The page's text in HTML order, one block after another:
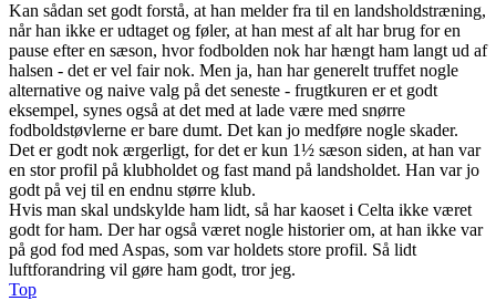
Kan sådan set godt forstå, at han melder fra til en landsholdstræning,
når han ikke er udtaget og føler, at han mest af alt har brug for en
pause efter en sæson, hvor fodbolden nok har hængt ham langt ud af
halsen - det er vel fair nok. Men ja, han har generelt truffet nogle
alternative og naive valg på det seneste - frugtkuren er et godt
eksempel, synes også at det med at lade være med snørre
fodboldstøvlerne er bare dumt. Det kan jo medføre nogle skader.
Det er godt nok ærgerligt, for det er kun 1½ sæson siden, at han var
en stor profil på klubholdet og fast mand på landsholdet. Han var jo
godt på vej til en endnu større klub.
Hvis man skal undskylde ham lidt, så har kaoset i Celta ikke været
godt for ham. Der har også været nogle historier om, at han ikke var
på god fod med Aspas, som var holdets store profil. Så lidt
luftforandring vil gøre ham godt, tror jeg.
Top